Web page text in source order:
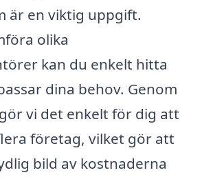
är en viktig uppgift.
olika
kan du enkelt hitta
dina behov. Genom
vi det enkelt för dig att
företag, vilket gör att
bild av kostnaderna